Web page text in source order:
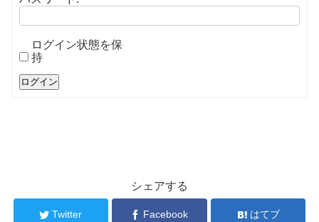
ログイン状態を保
持
ログイン
シェアする
Twitter Facebook はてブ